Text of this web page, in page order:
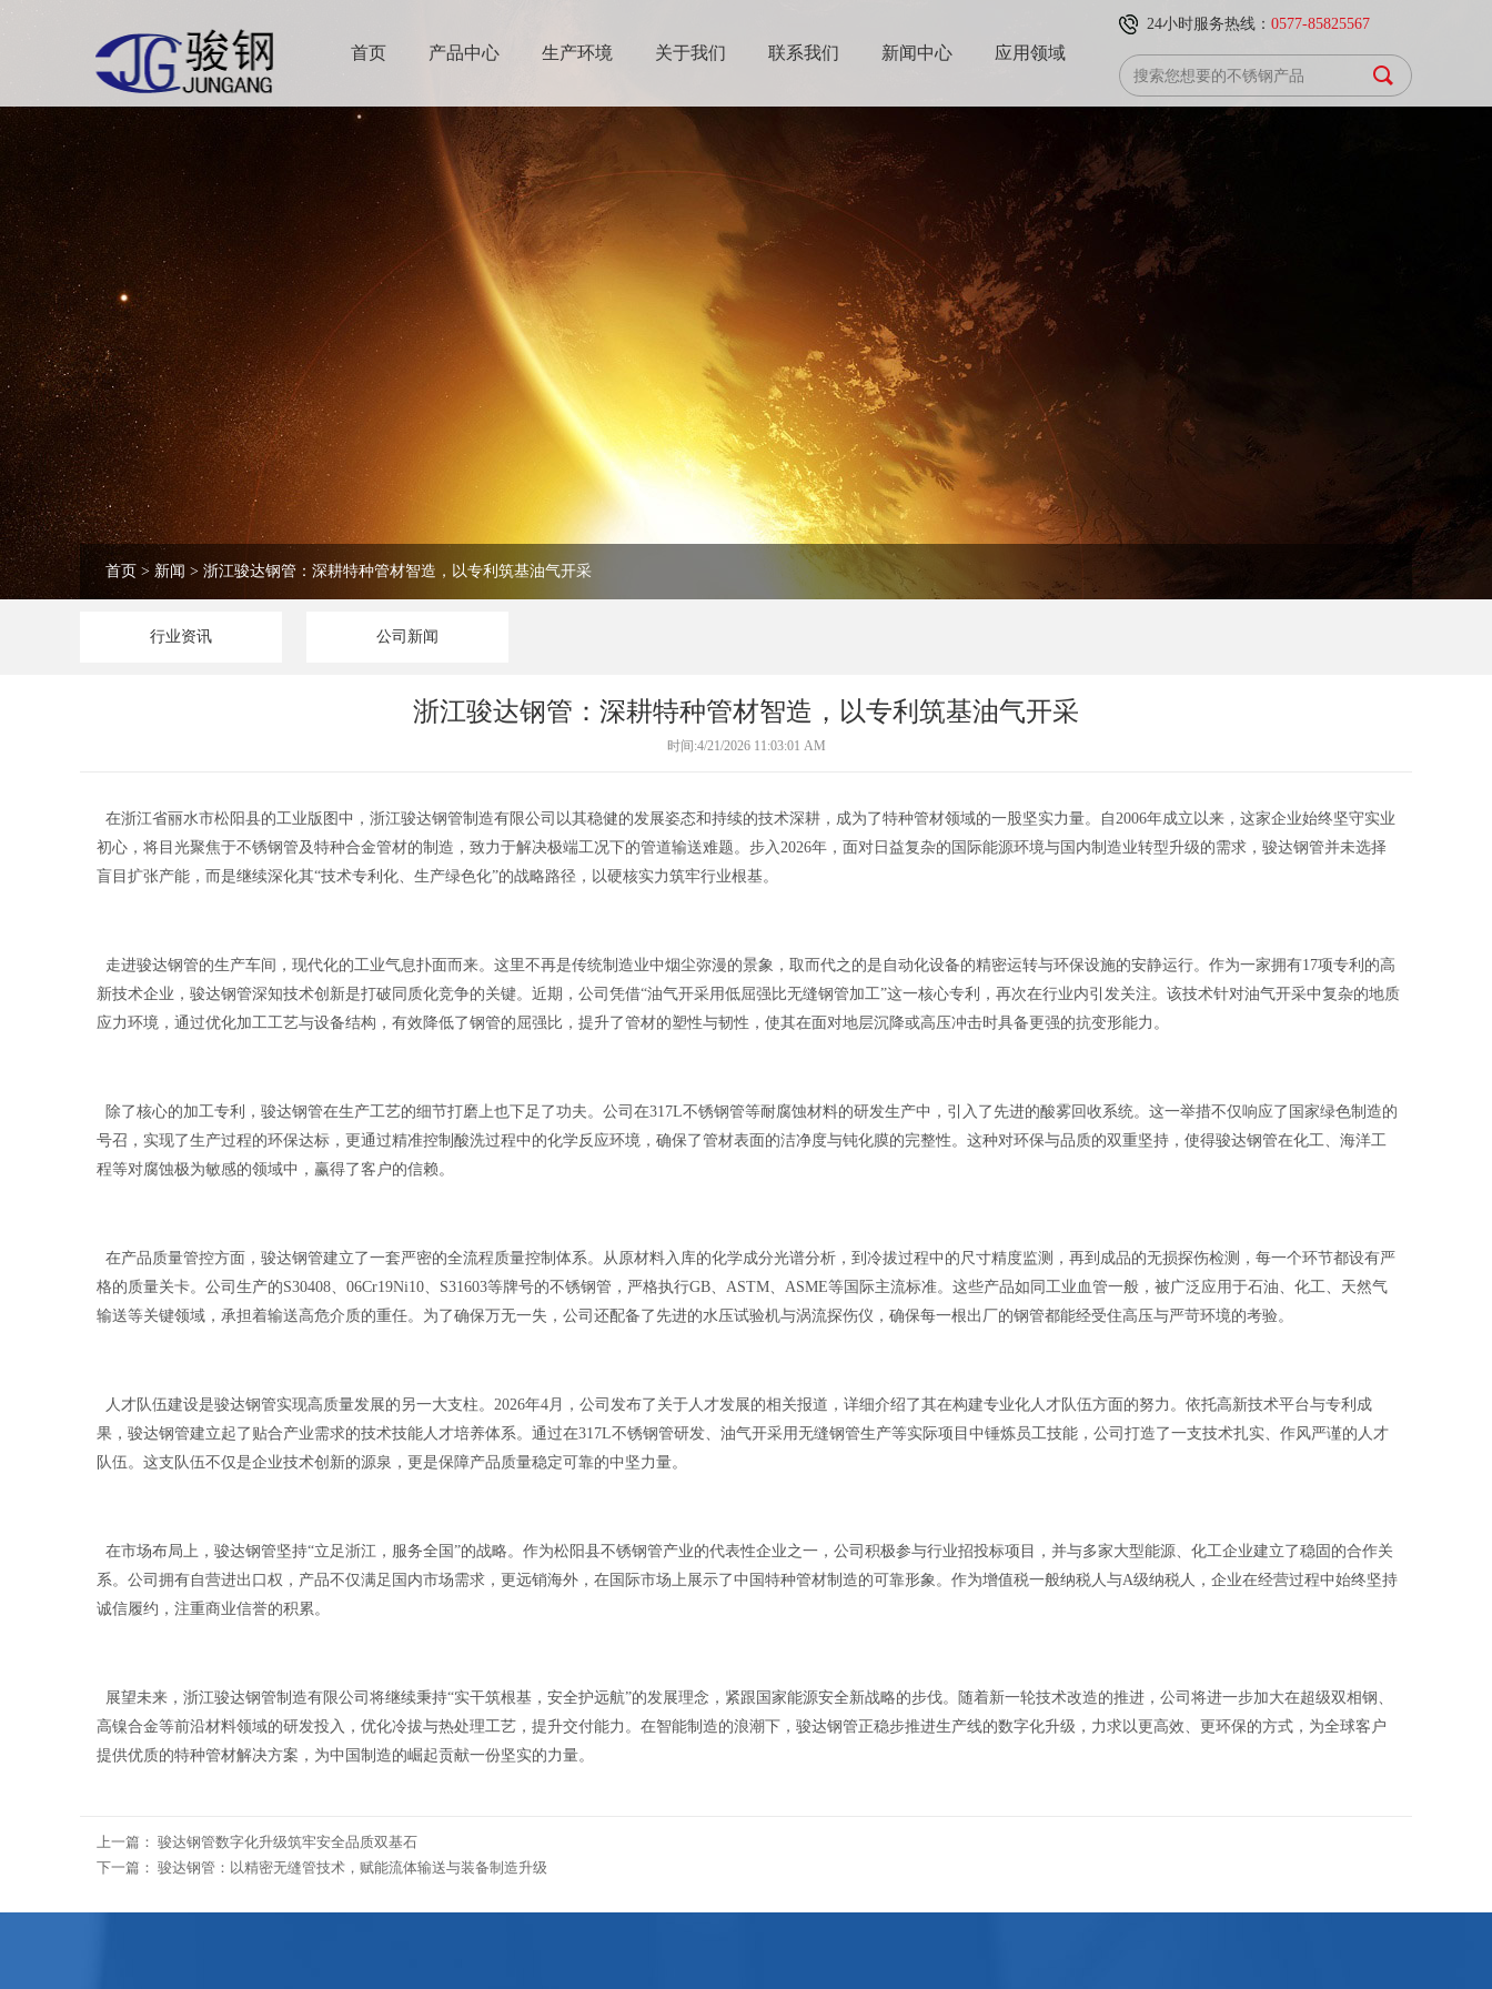
首页 产品中心
高镍基合金管
超级双相钢管
奥氏体不锈钢管
不锈钢精密管
不锈钢异型管
军标用无缝管
生产环境
检测设备
工艺流程
关于我们
公司简介
荣誉资质
合作伙伴
社会责任
联系我们 新闻中心
行业资讯
应用领域
24小时服务热线： 0577-85825567
首页 > 新闻 > 浙江骏达钢管：深耕特种管材智造，以专利筑基油气开采
行业资讯 公司新闻
浙江骏达钢管：深耕特种管材智造，以专利筑基油气开采
时间:4/21/2026 11:03:01 AM
在浙江省丽水市松阳县的工业版图中，浙江骏达钢管制造有限公司以其稳健的发展姿态和持续的技术深耕，成为了特种管材领域的一股坚实力量。自2006年成立以来，这家企业始终坚守实业
初心，将目光聚焦于不锈钢管及特种合金管材的制造，致力于解决极端工况下的管道输送难题。步入2026年，面对日益复杂的国际能源环境与国内制造业转型升级的需求，骏达钢管并未选择
盲目扩张产能，而是继续深化其“技术专利化、生产绿色化”的战略路径，以硬核实力筑牢行业根基。
走进骏达钢管的生产车间，现代化的工业气息扑面而来。这里不再是传统制造业中烟尘弥漫的景象，取而代之的是自动化设备的精密运转与环保设施的安静运行。作为一家拥有17项专利的高
新技术企业，骏达钢管深知技术创新是打破同质化竞争的关键。近期，公司凭借“油气开采用低屈强比无缝钢管加工”这一核心专利，再次在行业内引发关注。该技术针对油气开采中复杂的地质
应力环境，通过优化加工工艺与设备结构，有效降低了钢管的屈强比，提升了管材的塑性与韧性，使其在面对地层沉降或高压冲击时具备更强的抗变形能力。
除了核心的加工专利，骏达钢管在生产工艺的细节打磨上也下足了功夫。公司在317L不锈钢管等耐腐蚀材料的研发生产中，引入了先进的酸雾回收系统。这一举措不仅响应了国家绿色制造的
号召，实现了生产过程的环保达标，更通过精准控制酸洗过程中的化学反应环境，确保了管材表面的洁净度与钝化膜的完整性。这种对环保与品质的双重坚持，使得骏达钢管在化工、海洋工
程等对腐蚀极为敏感的领域中，赢得了客户的信赖。
在产品质量管控方面，骏达钢管建立了一套严密的全流程质量控制体系。从原材料入库的化学成分光谱分析，到冷拔过程中的尺寸精度监测，再到成品的无损探伤检测，每一个环节都设有严
格的质量关卡。公司生产的S30408、06Cr19Ni10、S31603等牌号的不锈钢管，严格执行GB、ASTM、ASME等国际主流标准。这些产品如同工业血管一般，被广泛应用于石油、化工、天然气
输送等关键领域，承担着输送高危介质的重任。为了确保万无一失，公司还配备了先进的水压试验机与涡流探伤仪，确保每一根出厂的钢管都能经受住高压与严苛环境的考验。
人才队伍建设是骏达钢管实现高质量发展的另一大支柱。2026年4月，公司发布了关于人才发展的相关报道，详细介绍了其在构建专业化人才队伍方面的努力。依托高新技术平台与专利成
果，骏达钢管建立起了贴合产业需求的技术技能人才培养体系。通过在317L不锈钢管研发、油气开采用无缝钢管生产等实际项目中锤炼员工技能，公司打造了一支技术扎实、作风严谨的人才
队伍。这支队伍不仅是企业技术创新的源泉，更是保障产品质量稳定可靠的中坚力量。
在市场布局上，骏达钢管坚持“立足浙江，服务全国”的战略。作为松阳县不锈钢管产业的代表性企业之一，公司积极参与行业招投标项目，并与多家大型能源、化工企业建立了稳固的合作关
系。公司拥有自营进出口权，产品不仅满足国内市场需求，更远销海外，在国际市场上展示了中国特种管材制造的可靠形象。作为增值税一般纳税人与A级纳税人，企业在经营过程中始终坚持
诚信履约，注重商业信誉的积累。
展望未来，浙江骏达钢管制造有限公司将继续秉持“实干筑根基，安全护远航”的发展理念，紧跟国家能源安全新战略的步伐。随着新一轮技术改造的推进，公司将进一步加大在超级双相钢、
高镍合金等前沿材料领域的研发投入，优化冷拔与热处理工艺，提升交付能力。在智能制造的浪潮下，骏达钢管正稳步推进生产线的数字化升级，力求以更高效、更环保的方式，为全球客户
提供优质的特种管材解决方案，为中国制造的崛起贡献一份坚实的力量。
上一篇： 骏达钢管数字化升级筑牢安全品质双基石
下一篇： 骏达钢管：以精密无缝管技术，赋能流体输送与装备制造升级